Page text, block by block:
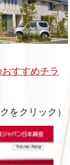
すすめチラ
をクリック）